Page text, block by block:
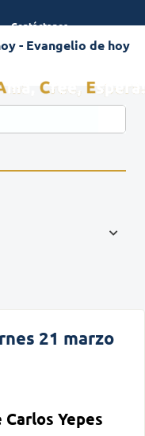
Contáctanos
- Evangelio de hoy
21 marzo
Yepes